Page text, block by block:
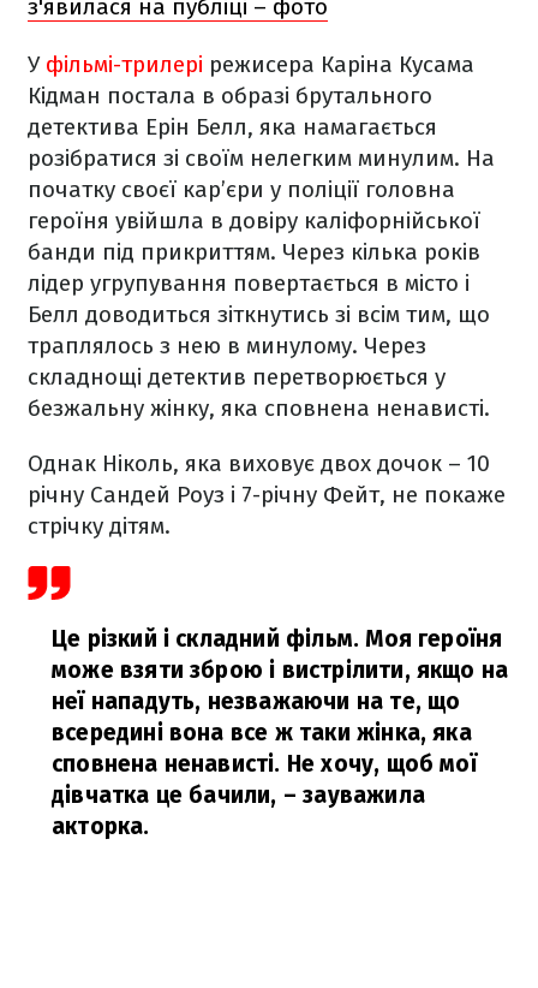
з'явилася на публіці – фото
У фільмі-трилері режисера Каріна Кусама
Кідман постала в образі брутального
детектива Ерін Белл, яка намагається
розібратися зі своїм нелегким минулим. На
початку своєї кар’єри у поліції головна
героїня увійшла в довіру каліфорнійської
банди під прикриттям. Через кілька років
лідер угрупування повертається в місто і
Белл доводиться зіткнутись зі всім тим, що
траплялось з нею в минулому. Через
складнощі детектив перетворюється у
безжальну жінку, яка сповнена ненависті.
Однак Ніколь, яка виховує двох дочок – 10
річну Сандей Роуз і 7-річну Фейт, не покаже
стрічку дітям.
Це різкий і складний фільм. Моя героїня
може взяти зброю і вистрілити, якщо на
неї нападуть, незважаючи на те, що
всередині вона все ж таки жінка, яка
сповнена ненависті. Не хочу, щоб мої
дівчатка це бачили, – зауважила
акторка.